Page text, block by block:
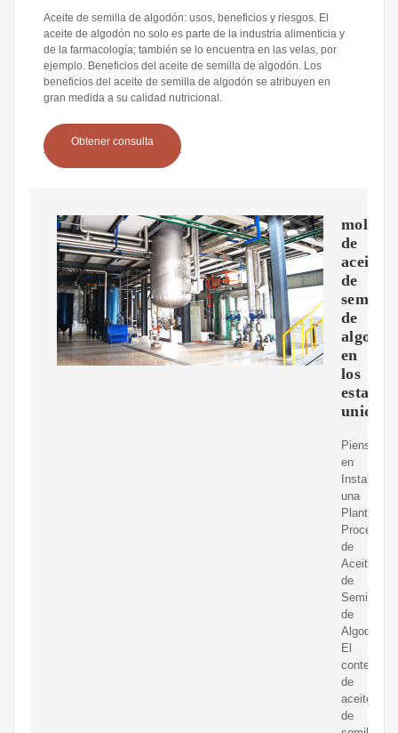
Aceite de semilla de algodón: usos, beneficios y riesgos. El
aceite de algodón no solo es parte de la industria alimenticia y
de la farmacología; también se lo encuentra en las velas, por
ejemplo. Beneficios del aceite de semilla de algodón. Los
beneficios del aceite de semilla de algodón se atribuyen en
gran medida a su calidad nutricional.
Obtener consulta
molinos
de
aceite
de
semilla
de
algodón
en
los
estados
unidos
Piensa
en
Instalar
una
Planta
de
Aceite
de
Semilla
de
Algodón?
El
contenido
de
aceite
de